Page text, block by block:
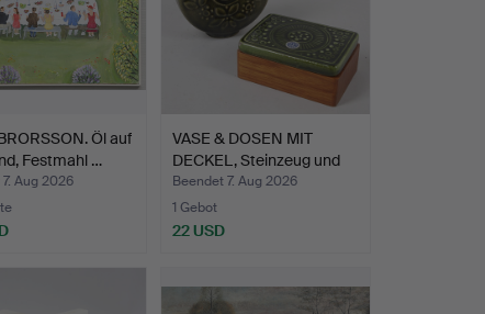
Öl auf
Festmahl …
Aug 2026
VASE & DOSEN MIT
DECKEL, Steinzeug und
Tea…
Beendet 7. Aug 2026
1 Gebot
22 USD